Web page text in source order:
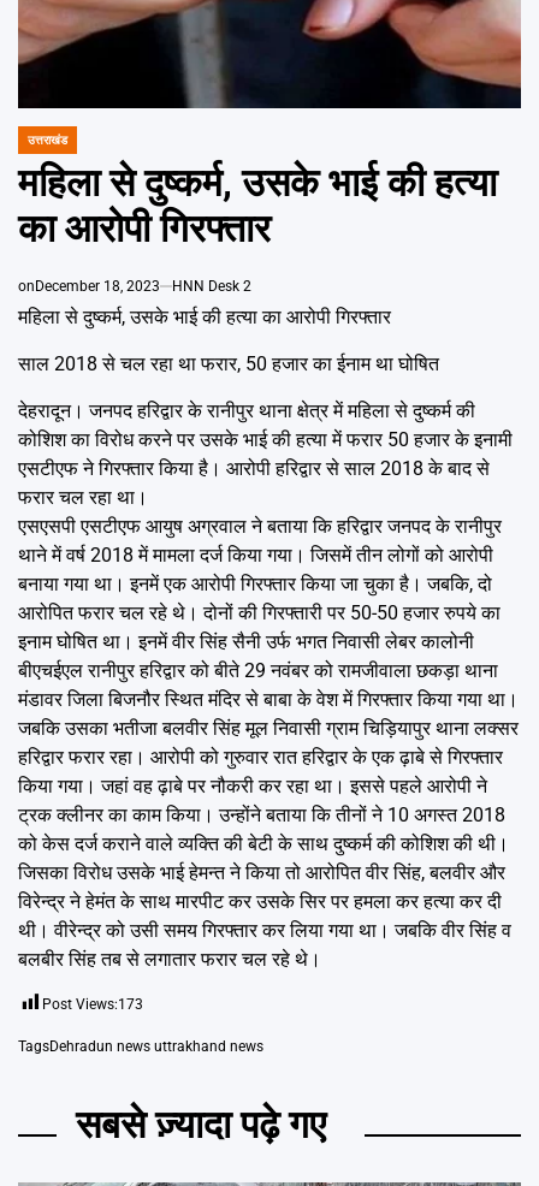
POSTED
उत्तराखंड
महिला से दुष्कर्म, उसके भाई की हत्या
का आरोपी गिरफ्तार
on December 18, 2023 HNN Desk 2
महिला से दुष्कर्म, उसके भाई की हत्या का आरोपी गिरफ्तार
साल 2018 से चल रहा था फरार, 50 हजार का ईनाम था घोषित
देहरादून। जनपद हरिद्वार के रानीपुर थाना क्षेत्र में महिला से दुष्कर्म की
कोशिश का विरोध करने पर उसके भाई की हत्या में फरार 50 हजार के इनामी
एसटीएफ ने गिरफ्तार किया है। आरोपी हरिद्वार से साल 2018 के बाद से
फरार चल रहा था।
एसएसपी एसटीएफ आयुष अग्रवाल ने बताया कि हरिद्वार जनपद के रानीपुर
थाने में वर्ष 2018 में मामला दर्ज किया गया। जिसमें तीन लोगों को आरोपी
बनाया गया था। इनमें एक आरोपी गिरफ्तार किया जा चुका है। जबकि, दो
आरोपित फरार चल रहे थे। दोनों की गिरफ्तारी पर 50-50 हजार रुपये का
इनाम घोषित था। इनमें वीर सिंह सैनी उर्फ भगत निवासी लेबर कालोनी
बीएचईएल रानीपुर हरिद्वार को बीते 29 नवंबर को रामजीवाला छकड़ा थाना
मंडावर जिला बिजनौर स्थित मंदिर से बाबा के वेश में गिरफ्तार किया गया था।
जबकि उसका भतीजा बलवीर सिंह मूल निवासी ग्राम चिड़ियापुर थाना लक्सर
हरिद्वार फरार रहा। आरोपी को गुरुवार रात हरिद्वार के एक ढ़ाबे से गिरफ्तार
किया गया। जहां वह ढ़ाबे पर नौकरी कर रहा था। इससे पहले आरोपी ने
ट्रक क्लीनर का काम किया। उन्होंने बताया कि तीनों ने 10 अगस्त 2018
को केस दर्ज कराने वाले व्यक्ति की बेटी के साथ दुष्कर्म की कोशिश की थी।
जिसका विरोध उसके भाई हेमन्त ने किया तो आरोपित वीर सिंह, बलवीर और
विरेन्द्र ने हेमंत के साथ मारपीट कर उसके सिर पर हमला कर हत्या कर दी
थी। वीरेन्द्र को उसी समय गिरफ्तार कर लिया गया था। जबकि वीर सिंह व
बलबीर सिंह तब से लगातार फरार चल रहे थे।
Post Views:173
TagsDehradun news uttrakhand news
सबसे ज़्यादा पढ़े गए